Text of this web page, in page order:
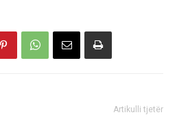
Artikulli tjetër